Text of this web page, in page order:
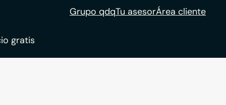
Grupo qdqTu asesorÁrea cliente
gratis